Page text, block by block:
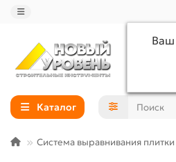
Каталог
Система выравнивания плитки